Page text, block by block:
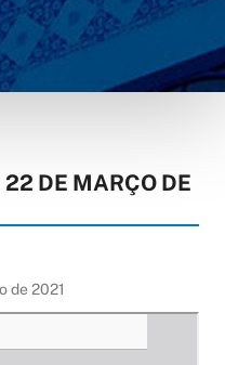
DE MARÇO DE
de 2021